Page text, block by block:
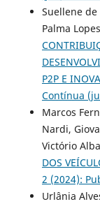
Suellene
Palma
P2P E
Contínua
Marcos
Nardi,
Victório
DOS
2 (2024):
Urlânia